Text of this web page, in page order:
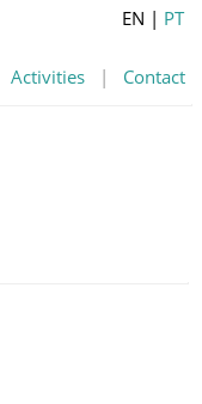
Activities | Contact
EN | PT